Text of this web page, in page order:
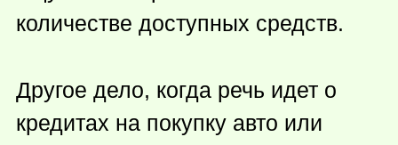
количестве доступных средств.
Другое дело, когда речь идет о
кредитах на покупку авто или